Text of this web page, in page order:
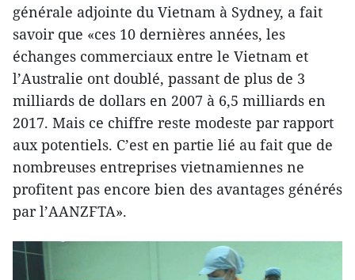
générale adjointe du Vietnam à Sydney, a fait
savoir que «ces 10 dernières années, les
échanges commerciaux entre le Vietnam et
l’Australie ont doublé, passant de plus de 3
milliards de dollars en 2007 à 6,5 milliards en
2017. Mais ce chiffre reste modeste par rapport
aux potentiels. C’est en partie lié au fait que de
nombreuses entreprises vietnamiennes ne
profitent pas encore bien des avantages générés
par l’AANZFTA».